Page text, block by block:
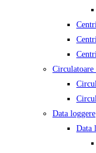
Circulatoare
Data loggere
Data